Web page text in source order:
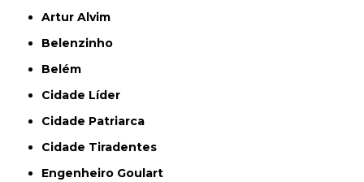
Artur Alvim
Belenzinho
Belém
Cidade Líder
Cidade Patriarca
Cidade Tiradentes
Engenheiro Goulart